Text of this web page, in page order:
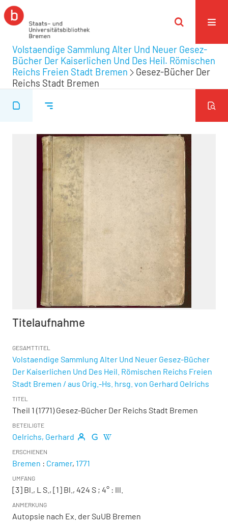
Volstaendige Sammlung Alter Und Neuer Gesez-
Bücher Der Kaiserlichen Und Des Heil. Römischen
Reichs Freien Stadt Bremen
Gesez-Bücher Der
Reichs Stadt Bremen
Titelaufnahme
GESAMTTITEL
Volstaendige Sammlung Alter Und Neuer Gesez-Bücher
Der Kaiserlichen Und Des Heil. Römischen Reichs Freien
Stadt Bremen / aus Orig.-Hs. hrsg. von Gerhard Oelrichs
TITEL
Theil 1 (1771)Gesez-Bücher Der Reichs Stadt Bremen
BETEILIGTE
Oelrichs, Gerhard
ERSCHIENEN
Bremen : Cramer, 1771
UMFANG
[3] Bl., L S., [1] Bl., 424 S ; 4° : Ill.
ANMERKUNG
Autopsie nach Ex. der SuUB Bremen